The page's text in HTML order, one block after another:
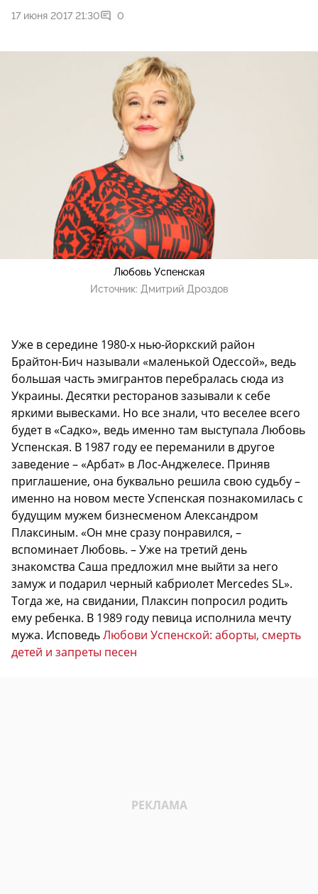
17 июня 2017 21:30 0
Любовь Успенская
Источник: Дмитрий Дроздов
Уже в середине 1980-х нью-йоркский район
Брайтон-Бич называли «маленькой Одессой», ведь
большая часть эмигрантов перебралась сюда из
Украины. Десятки ресторанов зазывали к себе
яркими вывесками. Но все знали, что веселее всего
будет в «Садко», ведь именно там выступала Любовь
Успенская. В 1987 году ее переманили в другое
заведение – «Арбат» в Лос-Анджелесе. Приняв
приглашение, она буквально решила свою судьбу –
именно на новом месте Успенская познакомилась с
будущим мужем бизнесменом Александром
Плаксиным. «Он мне сразу понравился, –
вспоминает Любовь. – Уже на третий день
знакомства Саша предложил мне выйти за него
замуж и подарил черный кабриолет Mercedes SL».
Тогда же, на свидании, Плаксин попросил родить
ему ребенка. В 1989 году певица исполнила мечту
мужа. ИсповедьЛюбови Успенской: аборты, смерть
детей и запреты песен